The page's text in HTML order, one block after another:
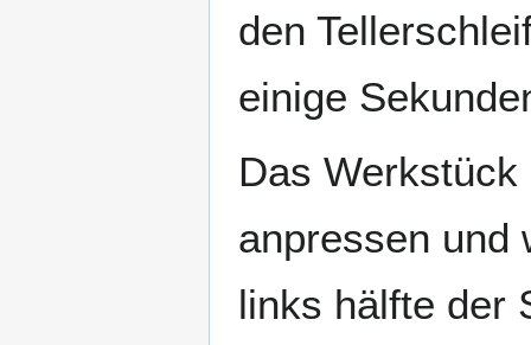
den
einige
Das
anpressen und
links hälfte der